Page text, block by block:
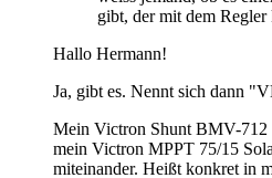
gibt, der mit dem
Hallo Hermann!
Ja, gibt es. Nennt sich dann
Mein Victron Shunt BMV-712
mein Victron MPPT 75/15
miteinander. Heißt konkret in